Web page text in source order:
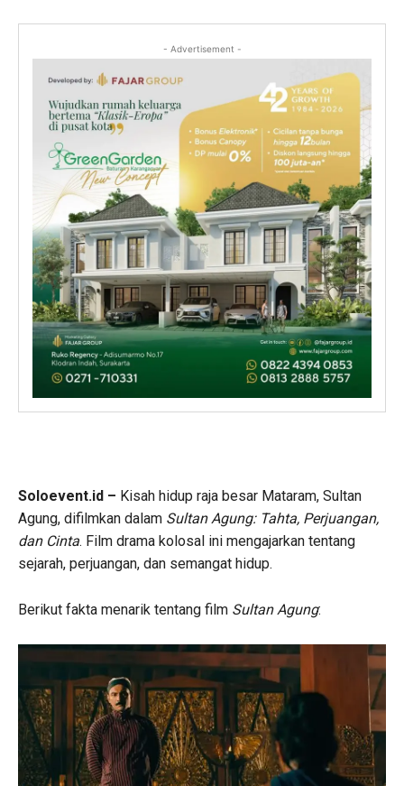
- Advertisement -
Soloevent.id – Kisah hidup raja besar Mataram, Sultan
Agung, difilmkan dalam Sultan Agung: Tahta, Perjuangan,
dan Cinta. Film drama kolosal ini mengajarkan tentang
sejarah, perjuangan, dan semangat hidup.
Berikut fakta menarik tentang film Sultan Agung: